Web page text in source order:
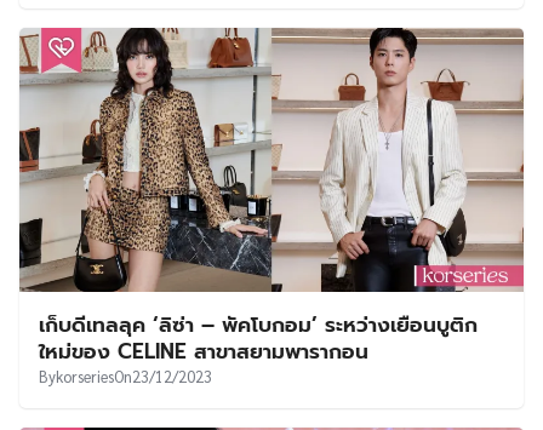
เก็บดีเทลลุค ‘ลิซ่า – พัคโบกอม’ ระหว่างเยือนบูติก
ใหม่ของ CELINE สาขาสยามพารากอน
BykorseriesOn23/12/2023